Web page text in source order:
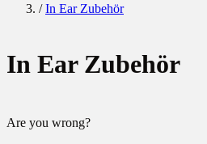
/ In Ear Zubehör
In Ear Zubehör
Are you wrong?